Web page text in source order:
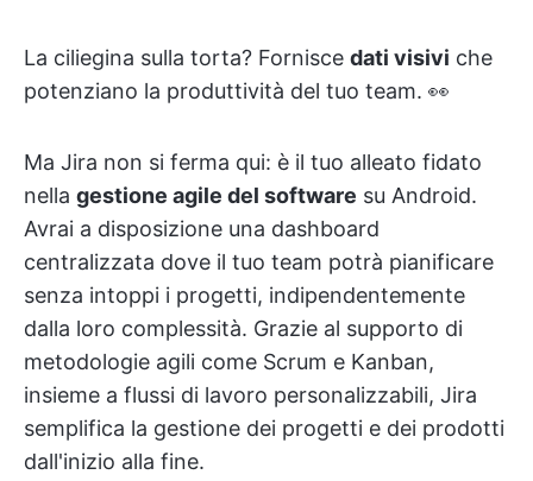
La ciliegina sulla torta? Fornisce dati visivi che
potenziano la produttività del tuo team. 👀
Ma Jira non si ferma qui: è il tuo alleato fidato
nella gestione agile del software su Android.
Avrai a disposizione una dashboard
centralizzata dove il tuo team potrà pianificare
senza intoppi i progetti, indipendentemente
dalla loro complessità. Grazie al supporto di
metodologie agili come Scrum e Kanban,
insieme a flussi di lavoro personalizzabili, Jira
semplifica la gestione dei progetti e dei prodotti
dall'inizio alla fine.